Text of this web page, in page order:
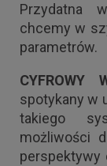
Przydatna
chcemy w
parametrów.
CYFROWY
spotykany w
takiego
możliwości
perspektywy